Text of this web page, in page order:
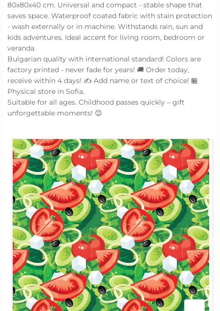
80x80x40 cm. Universal and compact - stable shape that
saves space. Waterproof coated fabric with stain protection
- wash externally or in machine. Withstands rain, sun and
kids adventures. Ideal accent for living room, bedroom or
veranda.
Bulgarian quality with international standard! Colors are
factory printed - never fade for years! 🚚 Order today,
receive within 4 days! ✍️ Add name or text of choice! 🏪
Physical store in Sofia.
Suitable for all ages. Childhood passes quickly – gift
unforgettable moments! 😊